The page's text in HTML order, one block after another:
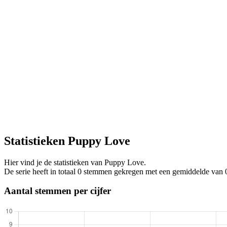
Statistieken Puppy Love
Hier vind je de statistieken van Puppy Love.
De serie heeft in totaal 0 stemmen gekregen met een gemiddelde van
Aantal stemmen per cijfer